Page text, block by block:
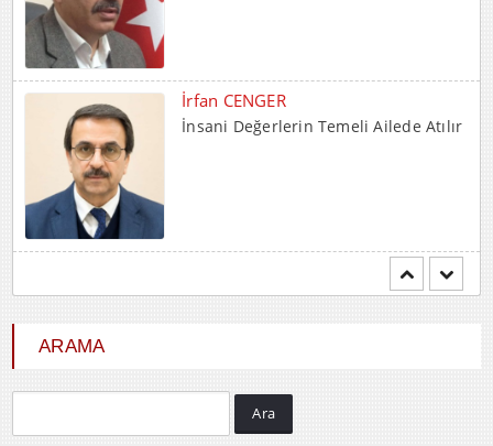
Mehmet BOZDEMİR
YENİ DÜNYA DÜZENİNDE
Hayrani ALTINDAŞ
ARAMA
Ara